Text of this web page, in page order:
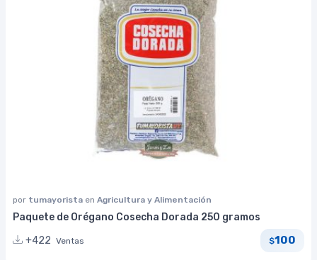
por tumayorista en Agricultura y Alimentación
Paquete de Orégano Cosecha Dorada 250 gramos
+422 Ventas $100